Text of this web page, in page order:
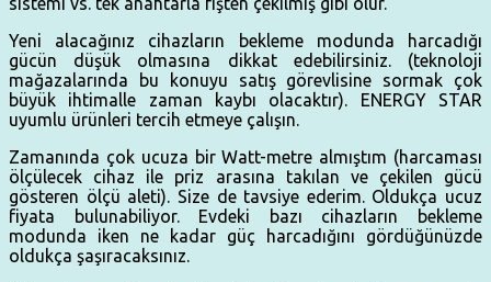
Yeni alacağınız cihazların bekleme modunda harcadığı
gücün düşük olmasına dikkat edebilirsiniz. (teknoloji
mağazalarında bu konuyu satış görevlisine sormak çok
büyük ihtimalle zaman kaybı olacaktır). ENERGY STAR
uyumlu ürünleri tercih etmeye çalışın.
Zamanında çok ucuza bir Watt-metre almıştım (harcaması
ölçülecek cihaz ile priz arasına takılan ve çekilen gücü
gösteren ölçü aleti). Size de tavsiye ederim. Oldukça ucuz
fiyata bulunabiliyor. Evdeki bazı cihazların bekleme
modunda iken ne kadar güç harcadığını gördüğünüzde
oldukça şaşıracaksınız.